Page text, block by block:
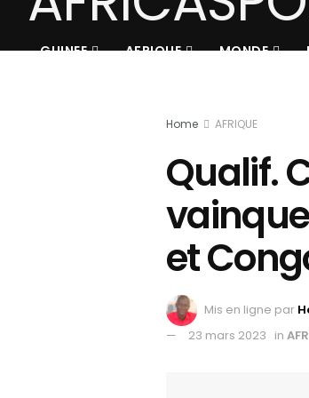
GUINEE AFRIQUE MONDE
Home AFRIQUE
Qualif.
et
Mis en ligne par
23 mars 2023 in